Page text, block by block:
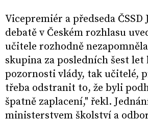
Vicepremiér a předseda ČSSD
debatě v Českém rozhlasu
učitele rozhodně
skupina za posledních šest
pozornosti vlády, tak učitelé,
třeba odstranit to, že byli
špatně zaplacení," řekl.
ministerstvem školství a